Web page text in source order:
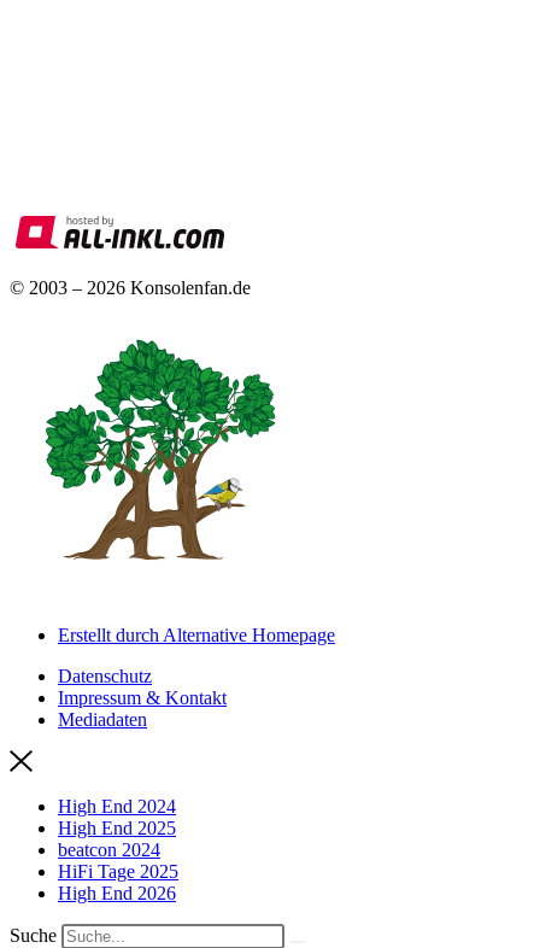
© 2003 – 2026 Konsolenfan.de
Erstellt durch Alternative Homepage
Datenschutz
Impressum & Kontakt
Mediadaten
High End 2024
High End 2025
beatcon 2024
HiFi Tage 2025
High End 2026
Suche